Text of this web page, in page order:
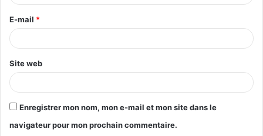
E-mail *
Site web
Enregistrer mon nom, mon e-mail et mon site dans le
navigateur pour mon prochain commentaire.